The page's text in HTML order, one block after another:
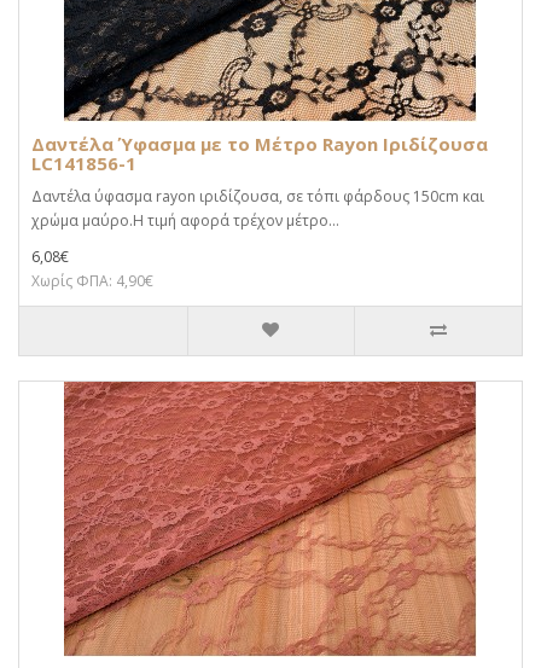
Δαντέλα Ύφασμα με το Μέτρο Rayon Ιριδίζουσα
LC141856-1
Δαντέλα ύφασμα rayon ιριδίζουσα, σε τόπι φάρδους 150cm και
χρώμα μαύρο.Η τιμή αφορά τρέχον μέτρο...
6,08€
Χωρίς ΦΠΑ: 4,90€